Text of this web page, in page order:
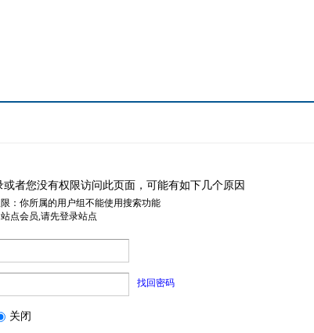
或者您没有权限访问此页面，可能有如下几个原因
：你所属的用户组不能使用搜索功能
点会员,请先登录站点
找回密码
关闭